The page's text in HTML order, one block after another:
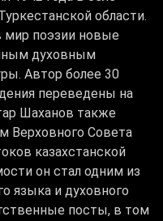
области.
мир поэзии новые
духовным
Автор более 30
переведены на
Шаханов также
Верховного Совета
казахстанской
он стал одним из
языка и духовного
посты, в том